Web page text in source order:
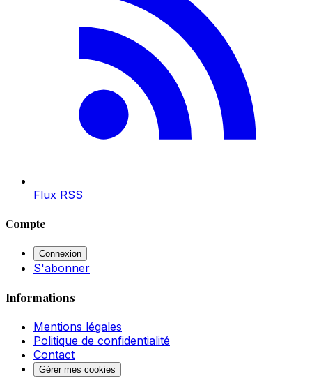
Flux RSS
Compte
Connexion
S'abonner
Informations
Mentions légales
Politique de confidentialité
Contact
Gérer mes cookies